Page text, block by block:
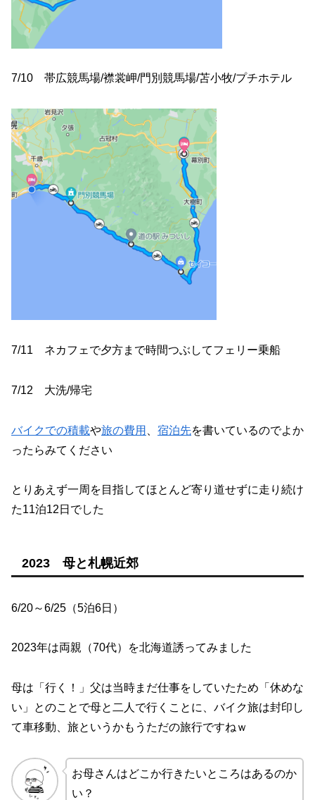
7/10 帯広競馬場/襟裳岬/門別競馬場/苫小牧/プチホテル
7/11 ネカフェで夕方まで時間つぶしてフェリー乗船
7/12 大洗/帰宅
バイクでの積載や旅の費用 宿泊先を書いているのでよか
ったらみてください
とりあえず一周を目指してほとんど寄り道せずに走り続け
た11泊12日でした
2023 母と札幌近郊
6/20～6/25（5泊6日）
2023年は両親（70代）を北海道誘ってみました
母は「行く！」父は当時まだ仕事をしていたため「休めな
い」とのことで母と二人で行くことに、バイク旅は封印し
て車移動、旅というかもうただの旅行ですねｗ
お母さんはどこか行きたいところはあるのか
い？